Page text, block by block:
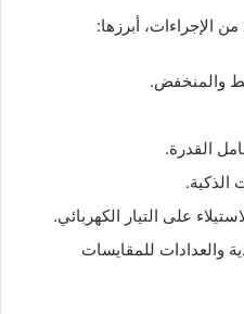
الإجراءات، أبرزها:
والمنخفض.
القدرة.
الذكية.
على التيار الكهربائي.
والعدادات للمقايسات